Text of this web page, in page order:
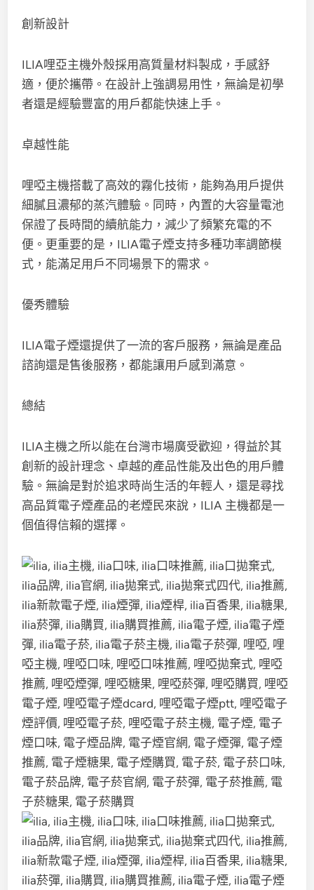
創新設計
ILIA哩亞主機外殼採用高質量材料製成，手感舒
適，便於攜帶。在設計上強調易用性，無論是初學
者還是經驗豐富的用戶都能快速上手。
卓越性能
哩啞主機搭載了高效的霧化技術，能夠為用戶提供
細膩且濃郁的蒸汽體驗。同時，內置的大容量電池
保證了長時間的續航能力，減少了頻繁充電的不
便。更重要的是，ILIA電子煙支持多種功率調節模
式，能滿足用戶不同場景下的需求。
優秀體驗
ILIA電子煙還提供了一流的客戶服務，無論是產品
諮詢還是售後服務，都能讓用戶感到滿意。
總結
ILIA主機之所以能在台灣市場廣受歡迎，得益於其
創新的設計理念、卓越的產品性能及出色的用戶體
驗。無論是對於追求時尚生活的年輕人，還是尋找
高品質電子煙產品的老煙民來說，ILIA 主機都是一
個值得信賴的選擇。